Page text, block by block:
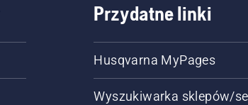
Przydatne linki
Husqvarna MyPages
Wyszukiwarka sklepów/